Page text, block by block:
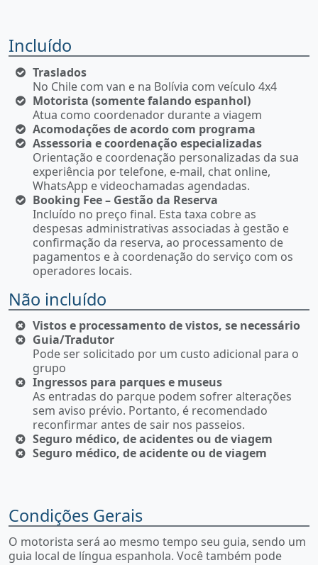
Incluído
Traslados
No Chile com van e na Bolívia com veículo 4x4
Motorista (somente falando espanhol)
Atua como coordenador durante a viagem
Acomodações de acordo com programa
Assessoria e coordenação especializadas
Orientação e coordenação personalizadas da sua
experiência por telefone, e-mail, chat online,
WhatsApp e videochamadas agendadas.
Booking Fee – Gestão da Reserva
Incluído no preço final. Esta taxa cobre as
despesas administrativas associadas à gestão e
confirmação da reserva, ao processamento de
pagamentos e à coordenação do serviço com os
operadores locais.
Não incluído
Vistos e processamento de vistos, se necessário
Guia/Tradutor
Pode ser solicitado por um custo adicional para o
grupo
Ingressos para parques e museus
As entradas do parque podem sofrer alterações
sem aviso prévio. Portanto, é recomendado
reconfirmar antes de sair nos passeios.
Seguro médico, de acidentes ou de viagem
Seguro médico, de acidente ou de viagem
Condições Gerais
O motorista será ao mesmo tempo seu guia, sendo um
guia local de língua espanhola. Você também pode